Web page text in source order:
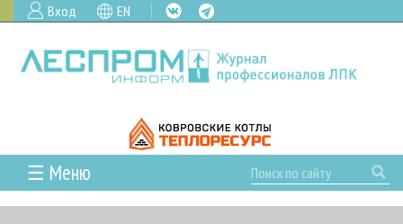
Вход EN
☰ Меню
ГЛАВНАЯ